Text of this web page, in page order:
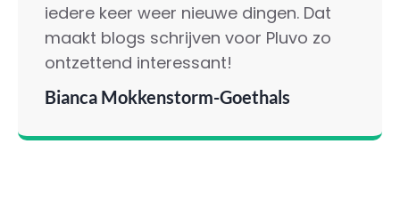
iedere keer weer nieuwe dingen. Dat
maakt blogs schrijven voor Pluvo zo
ontzettend interessant!
Bianca Mokkenstorm-Goethals